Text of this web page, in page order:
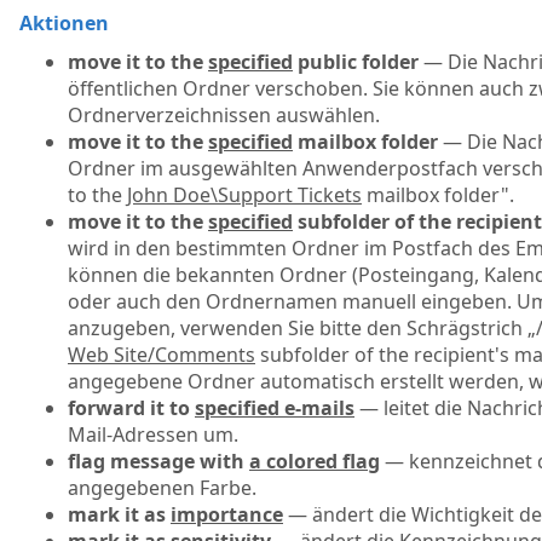
Aktionen
move it to thespecified public folder— Die
öffentlichen Ordner verschoben. Sie können auch
Ordnerverzeichnissen auswählen.
move it to thespecified mailbox folder— Die
Ordner im ausgewählten Anwenderpostfach
to the John Doe\Support Tickets mailbox folder".
move it to thespecified subfolder of the
wird in den bestimmten Ordner im Postfach des
können die bekannten Ordner (Posteingang,
oder auch den Ordnernamen manuell eingeben.
anzugeben, verwenden Sie bitte den Schrägstrich
Web Site/Comments subfolder of the recipient's
angegebene Ordner automatisch erstellt werden,
forward it tospecified e-mails— leitet die
Mail-Adressen um.
flag message with a colored flag — kennzeichnet
angegebenen Farbe.
mark it as importance— ändert die Wichtigkeit